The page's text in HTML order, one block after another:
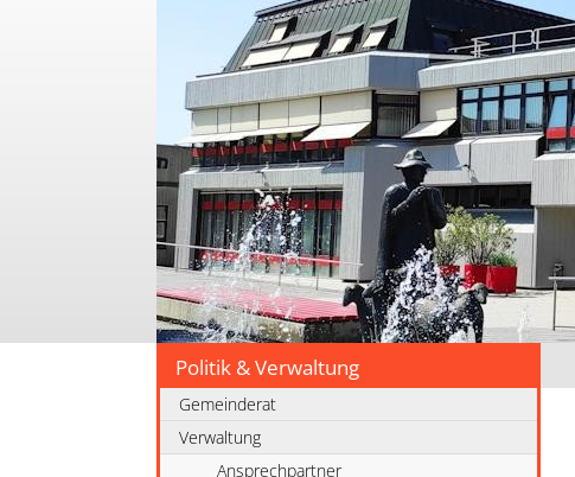
Politik & Verwaltung
Gemeinderat
Verwaltung
Ansprechpartner